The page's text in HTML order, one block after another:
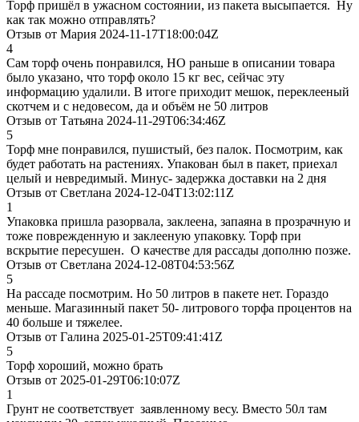
Торф пришёл в ужасном состоянии, из пакета высыпается. Ну
как так можно отправлять?
Отзыв от Мария 2024-11-17T18:00:04Z
4
Сам торф очень понравился, НО раньше в описании товара
было указано, что торф около 15 кг вес, сейчас эту
информацию удалили. В итоге приходит мешок, переклееный
скотчем и с недовесом, да и объём не 50 литров
Отзыв от Татьяна 2024-11-29T06:34:46Z
5
Торф мне понравился, пушистый, без палок. Посмотрим, как
будет работать на растениях. Упакован был в пакет, приехал
целый и невредимый. Минус- задержка доставки на 2 дня
Отзыв от Светлана 2024-12-04T13:02:11Z
1
Упаковка пришла разорвала, заклеена, запаяна в прозрачную и
тоже поврежденную и заклееную упаковку. Торф при
вскрытие пересушен. О качестве для рассады дополню позже.
Отзыв от Светлана 2024-12-08T04:53:56Z
5
На рассаде посмотрим. Но 50 литров в пакете нет. Гораздо
меньше. Магазинный пакет 50- литрового торфа процентов на
40 больше и тяжелее.
Отзыв от Галина 2025-01-25T09:41:41Z
5
Торф хороший, можно брать
Отзыв от 2025-01-29T06:10:07Z
1
Грунт не соответствует заявленному весу. Вместо 50л там